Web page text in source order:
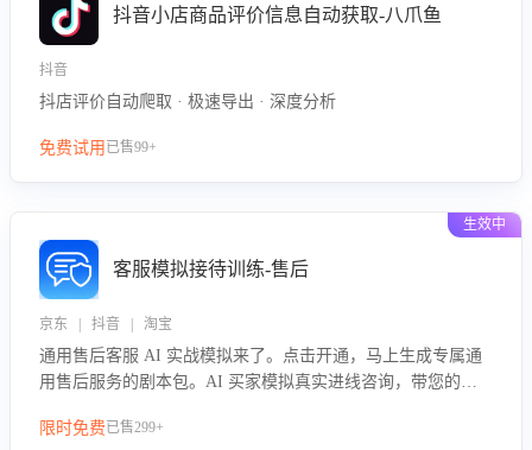
抖音小店商品评价信息自动获取-八爪鱼
抖音
抖店评价自动爬取 · 极速导出 · 深度分析
免费试用 已售99+
生效中
客服模拟接待训练-售后
京东 | 抖音 | 淘宝
通用售后客服 AI 实战模拟来了。点击开通，马上生成专属通
用售后服务的剧本包。AI 买家模拟真实进线咨询，带您的客
要点，轻松提升服务能力。
限时免费已售299+